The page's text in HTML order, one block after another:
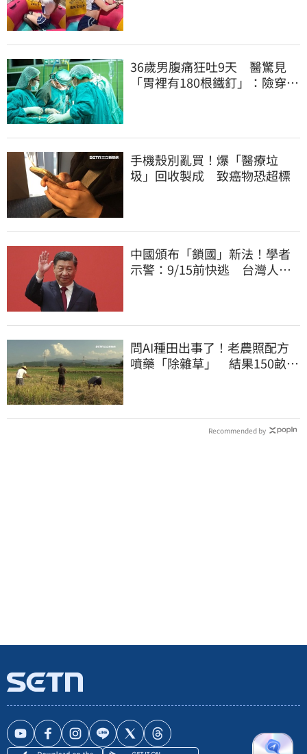
36歲男腹痛狂吐9天 醫驚見
「胃裡有180根鐵釘」：險穿孔
手機殼別亂買！爆「醫療垃
圾」回收製成 致癌物恐超標
中國頒布「鎖國」新法！學者
示警：9/15前快逃 台灣人也
問AI種田出事了！老農照配方
噴藥「除雜草」 結果150畝芝
Recommended by